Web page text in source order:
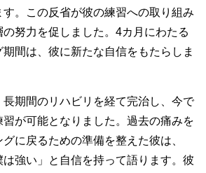
。この反省が彼の練習への取り組み
努力を促しました。4カ月にわたる
間は、彼に新たな自信をもたらしま
期間のリハビリを経て完治し、今で
が可能となりました。過去の痛みを
に戻るための準備を整えた彼は、
は強い」と自信を持って語ります。彼